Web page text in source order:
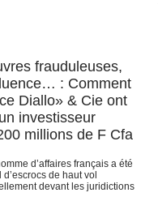
frauduleuses,
: Comment
Diallo» & Cie ont
investisseur
millions de F Cfa
d’affaires français a été
de haut vol
devant les juridictions